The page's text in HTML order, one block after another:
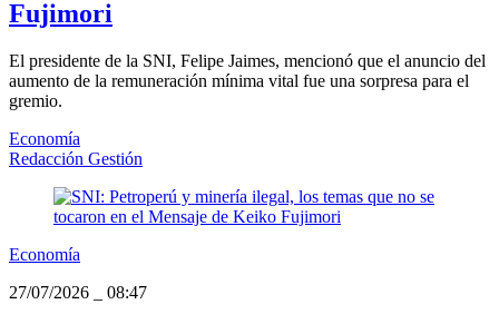
Fujimori
El presidente de la SNI, Felipe Jaimes, mencionó que el anuncio del
aumento de la remuneración mínima vital fue una sorpresa para el
gremio.
Economía
Redacción Gestión
Economía
27/07/2026
08:47